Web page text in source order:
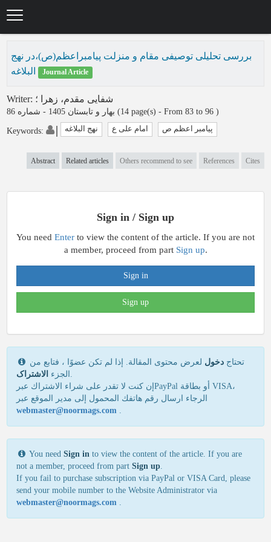
بررسی تحلیلی توصیفی مقام و منزلت پیامبراعظم(ص)،در نهج
البلاغه
Journal Article
Writer: شفایی مقدم، زهرا ؛
بهار و تابستان 1405 - شماره 86 (‎14 page(s) - From 83 to 96 )
Keywords: نهج البلاغه امام علی ع پیامبر اعظم ص
Abstract Related articles Others recommend to see References Cites
Sign in / Sign up
You need Enter to view the content of the article. If you are not
a member, proceed from part Sign up.
Sign in
Sign up
تحتاج دخول لعرض محتوى المقالة. إذا لم تكن عضوًا ، فتابع من
الجزء الاشتراک
.
إن كنت لا تقدر علی شراء الاشتراك عبرPayPal أو بطاقة VISA،
الرجاء ارسال رقم هاتفك المحمول إلی مدير الموقع عبر
webmaster@noormags.com .
You need Sign in to view the content of the article. If you are
not a member, proceed from part Sign up.
If you fail to purchase subscription via PayPal or VISA Card, please
send your mobile number to the Website Administrator via
webmaster@noormags.com .